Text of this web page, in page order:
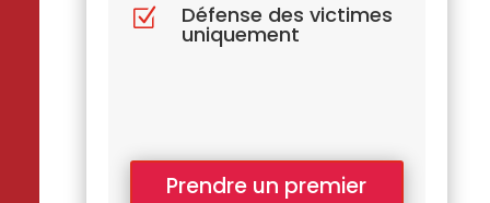
Z
Défense des victimes
uniquement
Prendre un premier